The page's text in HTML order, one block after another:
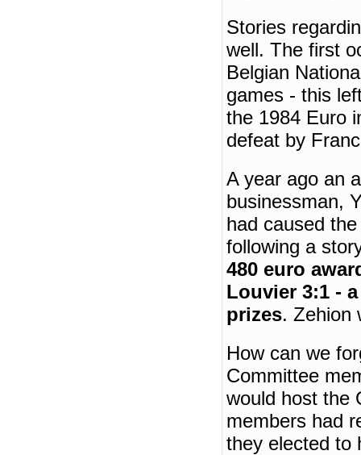
Stories
well. The first
Belgian
games - this
the 1984 Euro
defeat by
A year ago an
businessman,
had caused
following a
480 euro
Louvier 3:1 -
prizes. Zehion
How can we
Committee
would host the
members had
they elected to